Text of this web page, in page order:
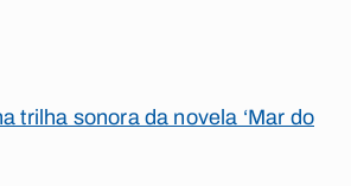
trilha sonora da novela ‘Mar do